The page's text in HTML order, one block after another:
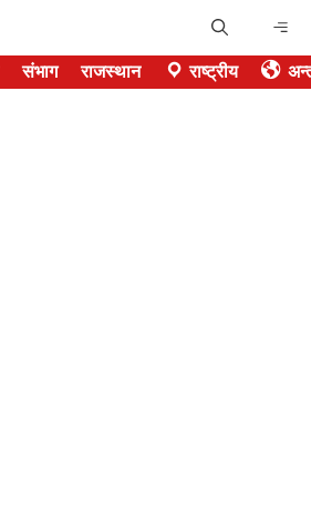
संभाग राजस्थान राष्ट्रीय